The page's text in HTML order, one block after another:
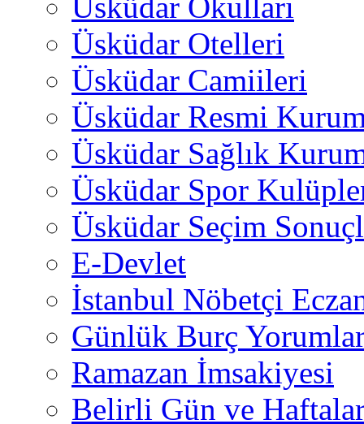
Üsküdar Okulları
Üsküdar Otelleri
Üsküdar Camiileri
Üsküdar Resmi
Üsküdar Sağlık
Üsküdar Spor
Üsküdar Seçim
E-Devlet
İstanbul Nöbetçi
Günlük Burç
Ramazan İmsakiyesi
Belirli Gün ve